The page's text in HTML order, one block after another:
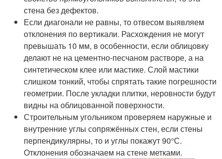
стена без дефектов.
Если диагонали не равны, то отвесом выявляем
отклонения по вертикали. Расхождения не могут
превышать 10 мм, в особенности, если облицовку
делают не на цементно-песчаном растворе, а на
синтетическом клее или мастике. Слой мастики
слишком тонкий, чтобы спрятать такие погрешности
геометрии. После укладки плитки, неровности будут
видны на облицованной поверхности.
Строительным угольником проверяем наружные и
внутренние углы сопряжённых стен, если стены
перпендикулярны, то и углы покажут 90°С.
Отклонения обозначаем на стене метками.